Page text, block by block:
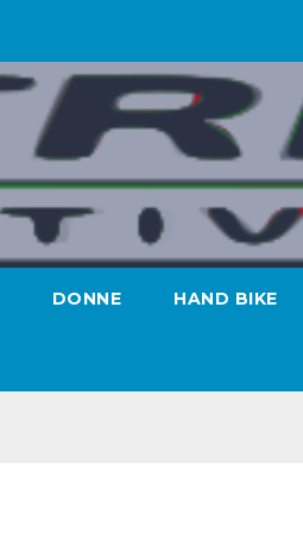
DONNE HAND BIKE